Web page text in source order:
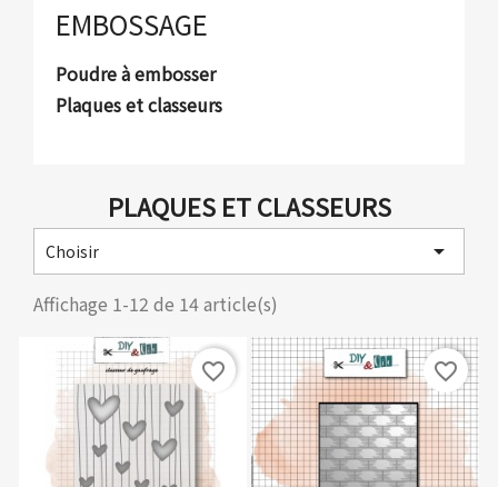
EMBOSSAGE
Poudre à embosser
Plaques et classeurs
PLAQUES ET CLASSEURS
Choisir

Affichage 1-12 de 14 article(s)
favorite_border favorite_border